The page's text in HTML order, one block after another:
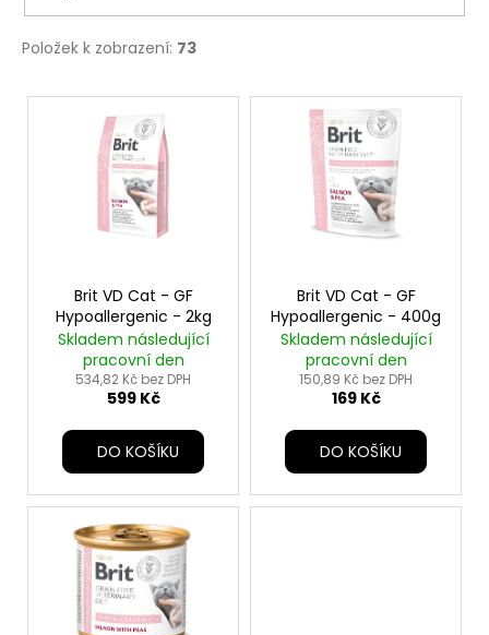
Položek k zobrazení: 73
V
Brit VD Cat - GF
Hypoallergenic - 2kg
Skladem následující
pracovní den
534,82 Kč bez DPH
599 Kč
DO KOŠÍKU
Brit VD Cat - GF
Hypoallergenic - 400g
Skladem následující
pracovní den
150,89 Kč bez DPH
169 Kč
DO KOŠÍKU